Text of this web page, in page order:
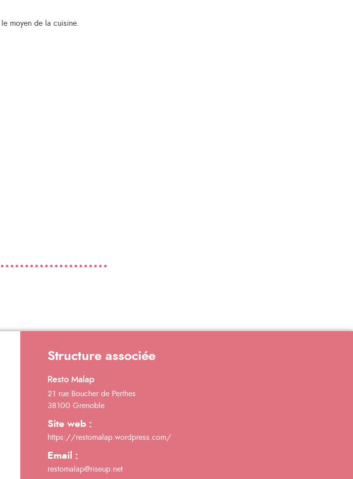
moyen de la cuisine.
Structure associée
Resto Malap
21 rue Boucher de Perthes
38100 Grenoble
Site web :
https://restomalap.wordpress.com/
Email :
restomalap@riseup.net